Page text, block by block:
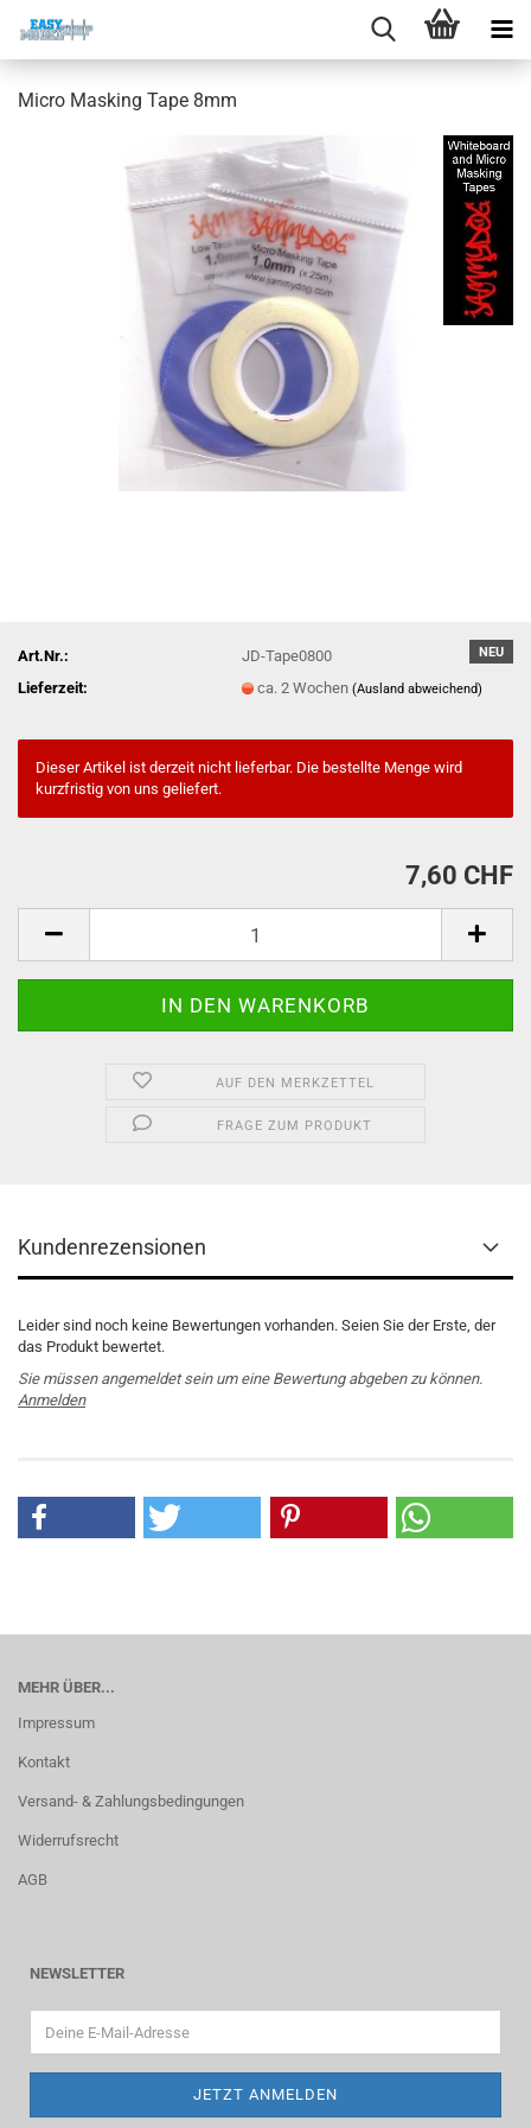
Micro Masking Tape 8mm
NEU
Art.Nr.:
JD-Tape0800
Lieferzeit:
ca. 2 Wochen(Ausland abweichend)
Dieser Artikel ist derzeit nicht lieferbar. Die bestellte Menge wird
kurzfristig von uns geliefert.
7,60 CHF
AUF DEN MERKZETTEL
FRAGE ZUM PRODUKT
Kundenrezensionen
Leider sind noch keine Bewertungen vorhanden. Seien Sie der Erste, der
das Produkt bewertet.
Sie müssen angemeldet sein um eine Bewertung abgeben zu können.
Anmelden
MEHR ÜBER...
Impressum
Kontakt
Versand- & Zahlungsbedingungen
Widerrufsrecht
AGB
NEWSLETTER